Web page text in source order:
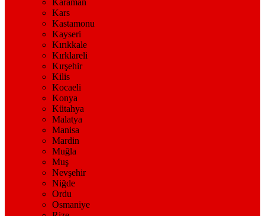
Karaman
Kars
Kastamonu
Kayseri
Kırıkkale
Kırklareli
Kırşehir
Kilis
Kocaeli
Konya
Kütahya
Malatya
Manisa
Mardin
Muğla
Muş
Nevşehir
Niğde
Ordu
Osmaniye